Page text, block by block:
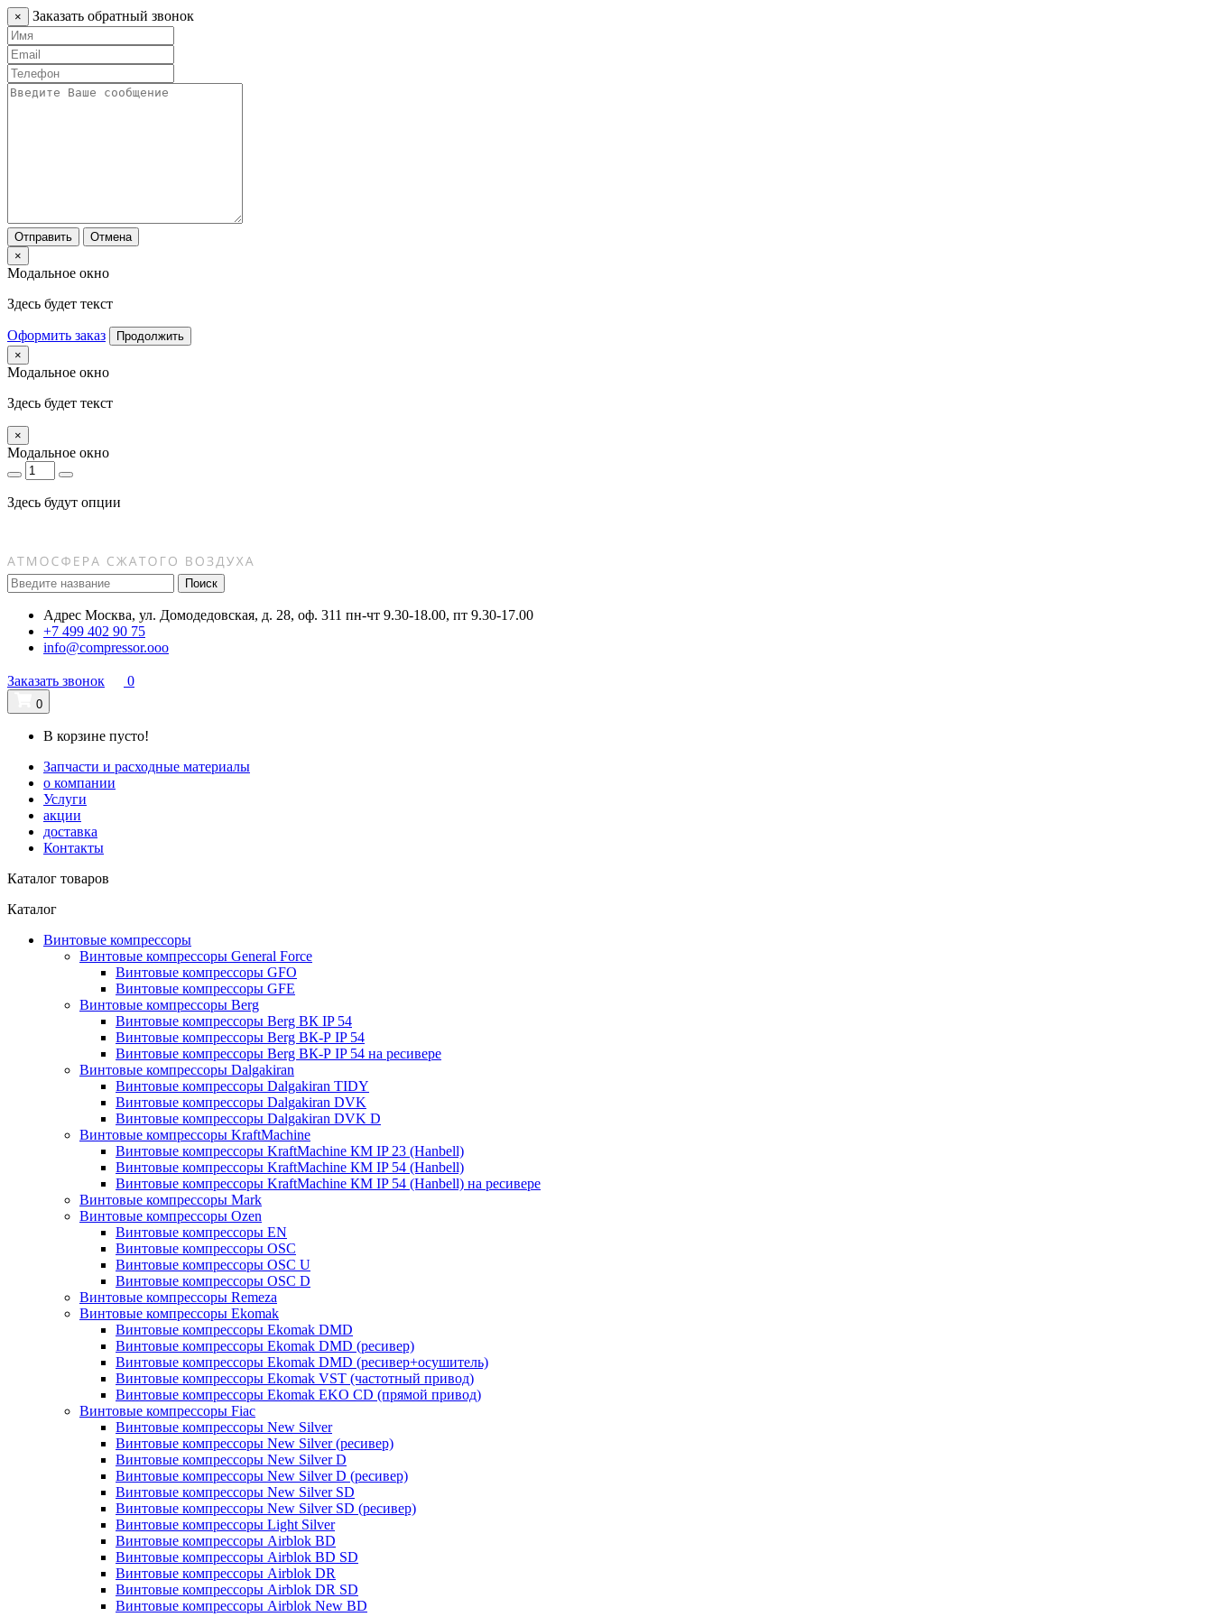
× Заказать обратный звонок
Отправить
Отмена
×
Модальное окно
Здесь будет текст
Оформить заказ
Продолжить
×
Модальное окно
Здесь будет текст
×
Модальное окно
Здесь будут опции
Поиск
Адрес Москва, ул. Домодедовская, д. 28, оф. 311 пн-чт 9.30-18.00, пт 9.30-17.00
+7 499 402 90 75
info@compressor.ooo
Заказать звонок 0
0
В корзине пусто!
Запчасти и расходные материалы
о компании
Услуги
акции
доставка
Контакты
Каталог товаров
Каталог
Винтовые компрессоры
Винтовые компрессоры General Force
Винтовые компрессоры GFO
Винтовые компрессоры GFE
Винтовые компрессоры Berg
Винтовые компрессоры Berg ВК IP 54
Винтовые компрессоры Berg ВК-Р IP 54
Винтовые компрессоры Berg ВК-Р IP 54 на ресивере
Винтовые компрессоры Dalgakiran
Винтовые компрессоры Dalgakiran TIDY
Винтовые компрессоры Dalgakiran DVK
Винтовые компрессоры Dalgakiran DVK D
Винтовые компрессоры KraftMachine
Винтовые компрессоры KraftMachine КМ IP 23 (Hanbell)
Винтовые компрессоры KraftMachine КМ IP 54 (Hanbell)
Винтовые компрессоры KraftMachine КМ IP 54 (Hanbell) на ресивере
Винтовые компрессоры Mark
Винтовые компрессоры Ozen
Винтовые компрессоры EN
Винтовые компрессоры OSC
Винтовые компрессоры OSC U
Винтовые компрессоры OSC D
Винтовые компрессоры Remeza
Винтовые компрессоры Ekomak
Винтовые компрессоры Ekomak DMD
Винтовые компрессоры Ekomak DMD (ресивер)
Винтовые компрессоры Ekomak DMD (ресивер+осушитель)
Винтовые компрессоры Ekomak VST (частотный привод)
Винтовые компрессоры Ekomak EKO CD (прямой привод)
Винтовые компрессоры Fiac
Винтовые компрессоры New Silver
Винтовые компрессоры New Silver (ресивер)
Винтовые компрессоры New Silver D
Винтовые компрессоры New Silver D (ресивер)
Винтовые компрессоры New Silver SD
Винтовые компрессоры New Silver SD (ресивер)
Винтовые компрессоры Light Silver
Винтовые компрессоры Airblok BD
Винтовые компрессоры Airblok BD SD
Винтовые компрессоры Airblok DR
Винтовые компрессоры Airblok DR SD
Винтовые компрессоры Airblok New BD